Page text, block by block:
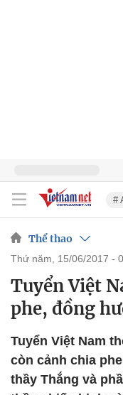
#
Thể thao
thứ năm, 15/06/2017 -
Tuyển Việt
phe, đồng
Tuyển Việt Nam
còn cảnh chia
thầy Thắng và